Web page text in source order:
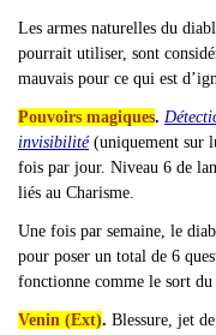
Les armes naturelles du
pourrait utiliser, sont
mauvais pour ce qui est
Pouvoirs magiques.
invisibilité (uniquement sur
fois par jour. Niveau 6 de
liés au Charisme.
Une fois par semaine, le
pour poser un total de 6
fonctionne comme le sort
Venin (Ext). Blessure, jet